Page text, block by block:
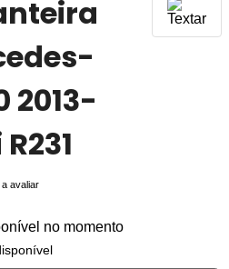
2013-
avaliar
no momento